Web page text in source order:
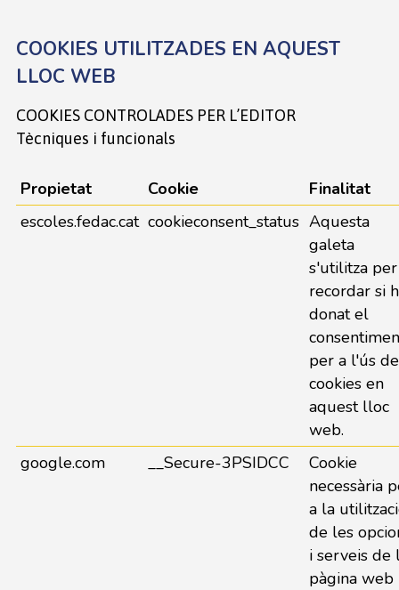
COOKIES UTILITZADES EN AQUEST
LLOC WEB
COOKIES CONTROLADES PER L’EDITOR
Tècniques i funcionals
Propietat Cookie
Finalitat
escoles.fedac.cat cookieconsent_status Aquesta
galeta
s'utilitza per
recordar si
donat el
per a l'ús de
cookies en
aquest lloc
web.
google.com
__Secure-3PSIDCC
Cookie
necessària
a la
de les
i serveis de
pàgina web